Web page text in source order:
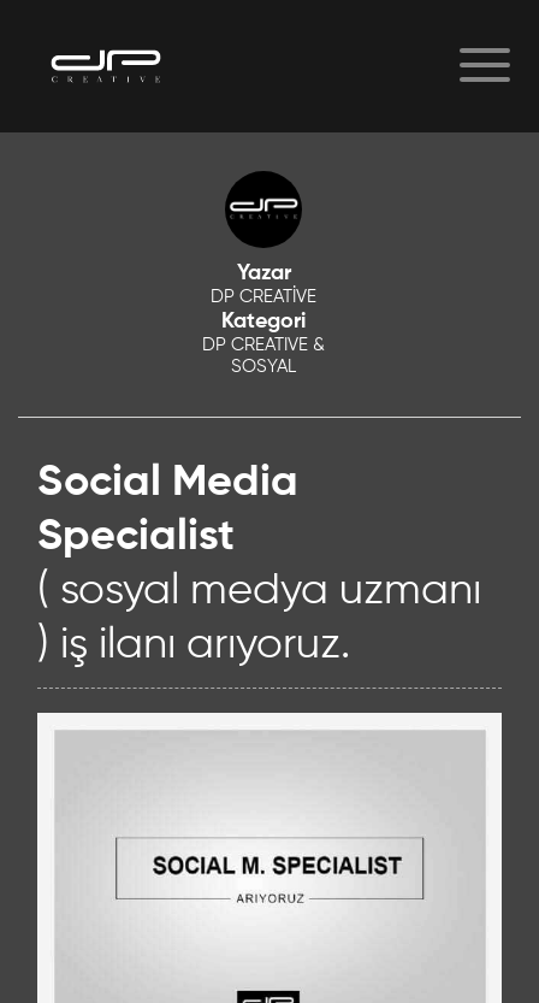
Yazar
DP CREATİVE
Kategori
DP CREATIVE &
SOSYAL
Social Media
Specialist
( sosyal medya uzmanı
) iş ilanı arıyoruz.